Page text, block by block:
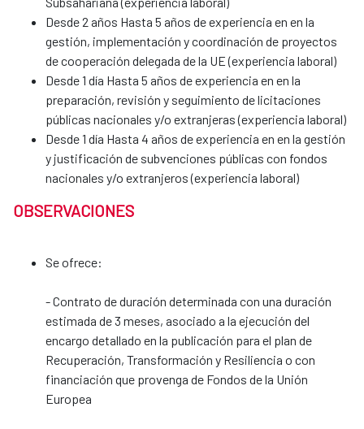
Desde 2 años Hasta 5 años de experiencia en en la
gestión, implementación y coordinación de proyectos
de cooperación delegada de la UE (experiencia laboral)
Desde 1 día Hasta 5 años de experiencia en en la
preparación, revisión y seguimiento de licitaciones
públicas nacionales y/o extranjeras (experiencia laboral)
Desde 1 día Hasta 4 años de experiencia en en la gestión
y justificación de subvenciones públicas con fondos
nacionales y/o extranjeros (experiencia laboral)
OBSERVACIONES
Se ofrece:
- Contrato de duración determinada con una duración
estimada de 3 meses, asociado a la ejecución del
encargo detallado en la publicación para el plan de
Recuperación, Transformación y Resiliencia o con
financiación que provenga de Fondos de la Unión
Europea